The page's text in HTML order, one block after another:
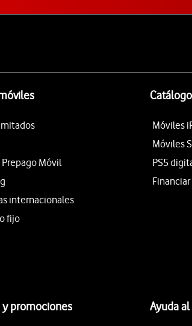
Prepago Móvil
internacionales
fijo
Móviles
Móviles
PS5
y promociones Ayuda